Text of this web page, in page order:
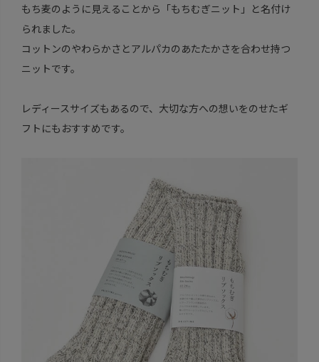
もち麦のように見えることから「もちむぎニット」と名付け
られました。
コットンのやわらかさとアルパカのあたたかさを合わせ持つ
ニットです。
レディースサイズもあるので、大切な方への想いをのせたギ
フトにもおすすめです。